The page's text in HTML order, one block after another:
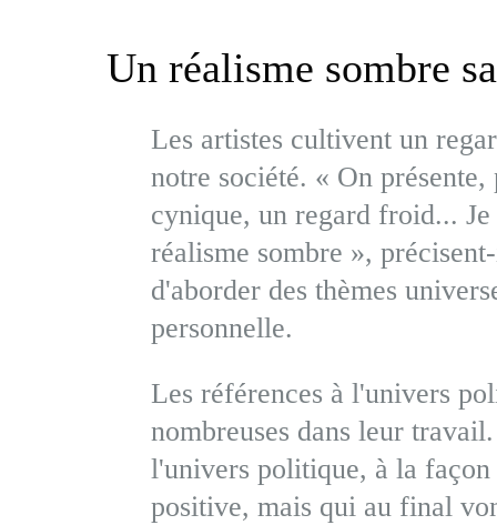
Un réalisme sombre
Les artistes cultivent un
notre société. « On
cynique, un regard froid...
réalisme sombre »,
d'aborder des thèmes
personnelle.
Les références à l'univers
nombreuses dans leur
l'univers politique, à la façon
positive, mais qui au final